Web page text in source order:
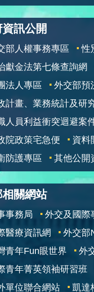
訊公開
部人權事務專區 性
獻金法第七條查詢網
法人專區
外交部預
計畫、業務統計及研
人員利益衝突迴避案
院政策宅急便
資料
防護專區
其他公開
關網站
事務局 外交及國際
醫療資訊網
外交部
青年Fun眼世界
外
青年菁英領袖研習班
單位聯合網站
凱達